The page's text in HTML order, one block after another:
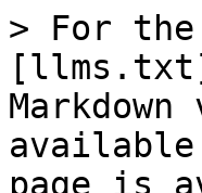
> For the
available
page is